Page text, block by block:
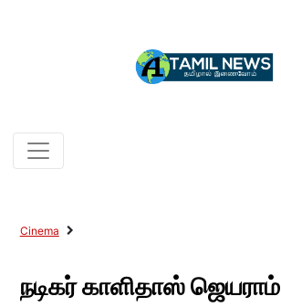
Cinema
நடிகர் காளிதாஸ் ஜெயராம்